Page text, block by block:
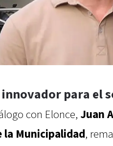
innovador para el
con Elonce, Juan
la Municipalidad,